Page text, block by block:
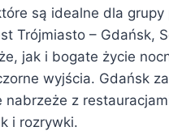
są idealne dla grupy
Trójmiasto – Gdańsk,
jak i bogate życie
wyjścia. Gdańsk
z
i rozrywki.